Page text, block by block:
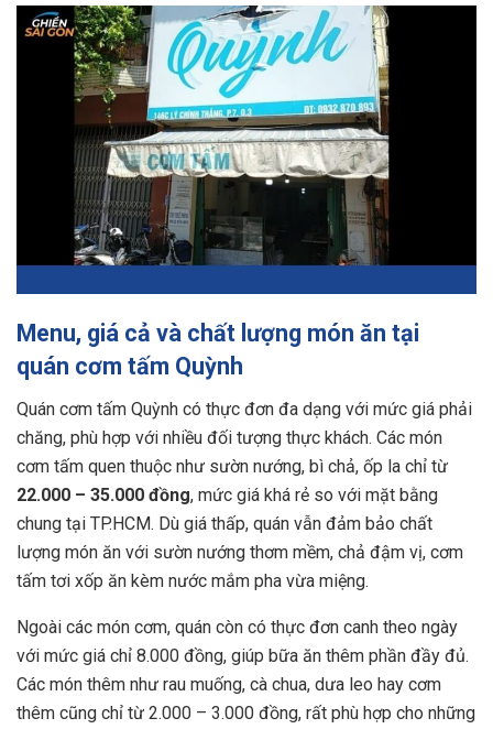
Menu, giá cả và chất lượng món ăn tại
quán cơm tấm Quỳnh
Quán cơm tấm Quỳnh có thực đơn đa dạng với mức giá phải
chăng, phù hợp với nhiều đối tượng thực khách. Các món
cơm tấm quen thuộc như sườn nướng, bì chả, ốp la chỉ từ
22.000 – 35.000 đồng, mức giá khá rẻ so với mặt bằng
chung tại TP.HCM. Dù giá thấp, quán vẫn đảm bảo chất
lượng món ăn với sườn nướng thơm mềm, chả đậm vị, cơm
tấm tơi xốp ăn kèm nước mắm pha vừa miệng.
Ngoài các món cơm, quán còn có thực đơn canh theo ngày
với mức giá chỉ 8.000 đồng, giúp bữa ăn thêm phần đầy đủ.
Các món thêm như rau muống, cà chua, dưa leo hay cơm
thêm cũng chỉ từ 2.000 – 3.000 đồng, rất phù hợp cho những